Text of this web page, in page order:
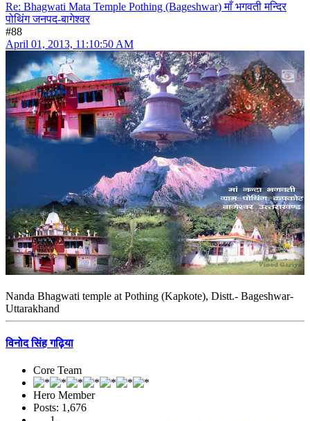
Re: Bhagwati Mata Temple Pothing (Bageshwar) माँ भगवती मन्दिर
पोथिंग जनपद-बागेश्वर
#88
April 01, 2013, 11:10:50 AM
Nanda Bhagwati temple at Pothing (Kapkote), Distt.- Bageshwar-
Uttarakhand
विनोद सिंह गढ़िया
Core Team
Hero Member
Posts: 1,676